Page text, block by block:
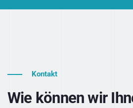
Kontakt
Wie können wir